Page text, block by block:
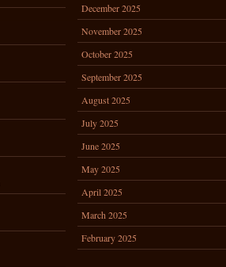
December 2025
November 2025
October 2025
September 2025
August 2025
July 2025
June 2025
May 2025
April 2025
March 2025
February 2025